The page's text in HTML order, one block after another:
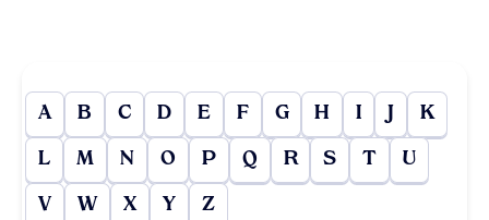
A B C D E F G H I J K
L M N O P Q R S T U
V W X Y Z